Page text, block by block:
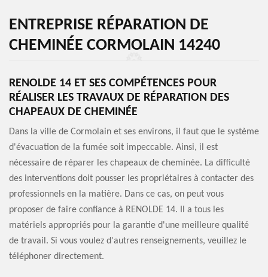
ENTREPRISE RÉPARATION DE
CHEMINÉE CORMOLAIN 14240
RENOLDE 14 ET SES COMPÉTENCES POUR
RÉALISER LES TRAVAUX DE RÉPARATION DES
CHAPEAUX DE CHEMINÉE
Dans la ville de Cormolain et ses environs, il faut que le système
d'évacuation de la fumée soit impeccable. Ainsi, il est
nécessaire de réparer les chapeaux de cheminée. La difficulté
des interventions doit pousser les propriétaires à contacter des
professionnels en la matière. Dans ce cas, on peut vous
proposer de faire confiance à RENOLDE 14. Il a tous les
matériels appropriés pour la garantie d'une meilleure qualité
de travail. Si vous voulez d'autres renseignements, veuillez le
téléphoner directement.